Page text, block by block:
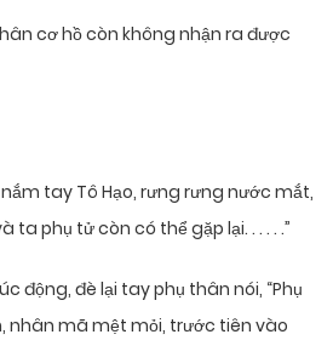
cơ hồ còn không nhận ra được
tay Tô Hạo, rưng rưng nước mắt,
ta phụ tử còn có thể gặp lại. . . . . .”
động, đè lại tay phụ thân nói, “Phụ
nhân mã mệt mỏi, trước tiên vào